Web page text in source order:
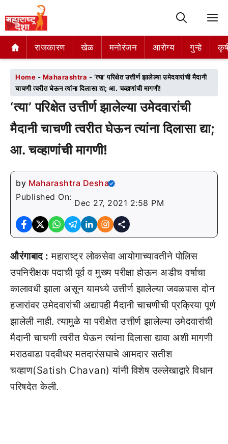
राजकारण खेळ मनोरंजन आरोग्य गुन्हे
राजकारण खेळ मनोरंजन आरोग्य गुन्हे
Home - Maharashtra - ‘त्या’ परिक्षेत उत्तीर्ण झालेल्या उमेदवारांची मैदानी
चाचणी त्वरीत घेऊन त्यांना दिलासा द्या; आ. चव्हाणांची मागणी!
‘त्या’ परिक्षेत उत्तीर्ण झालेल्या उमेदवारांची
मैदानी चाचणी त्वरीत घेऊन त्यांना दिलासा द्या;
आ. चव्हाणांची मागणी!
by Maharashtra Desha
Published On:
Dec 27, 2021 2:58 PM
औरंगाबाद : महाराष्ट्र लोकसेवा आयोगाच्यावतीने पोलिस
उपनिरीक्षक पदाची पूर्व व मुख्य परीक्षा होऊन अडीच वर्षाचा
कालावधी झाला असून यामध्ये उत्तीर्ण झालेल्या जवळपास दोन
हजारांवर उमेदवारांची अद्यापही मैदानी चाचणीची प्रक्रिया पूर्ण
झालेली नाही. त्यामुळे या परीक्षेत उत्तीर्ण झालेल्या उमेदवारांची
मैदानी चाचणी त्वरीत घेऊन त्यांना दिलासा द्यावा अशी मागणी
मराठवाडा पदवीधर मतदारंसघाचे आमदार सतीश
चव्हाण(Satish Chavan) यांनी विशेष उल्लेखाद्वारे विधान
परिषदेत केली.